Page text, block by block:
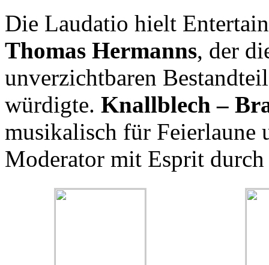
Die Laudatio hielt
Thomas Hermanns, der
unverzichtbaren
würdigte. Knallblech –
musikalisch für Feierlaune
Moderator mit Esprit